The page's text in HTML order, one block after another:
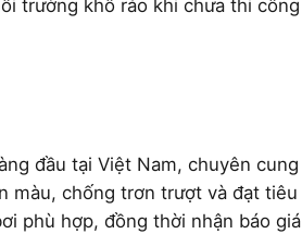
trường khô ráo khi chưa thi
đầu tại Việt Nam, chuyên
màu, chống trơn trượt và đạt
phù hợp, đồng thời nhận báo